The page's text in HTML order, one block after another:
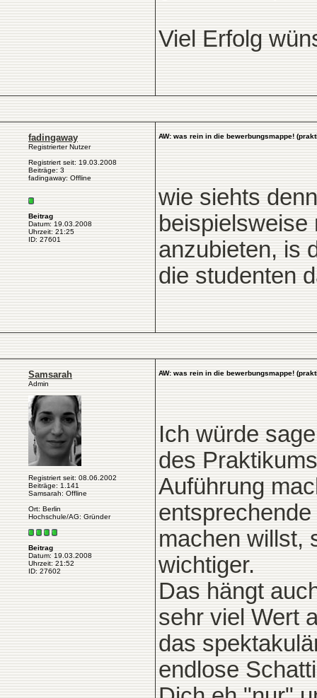
Viel Erfolg
fadingaway
Registrierter Nutzer
Registriert seit: 19.03.2008
Beiträge: 3
fadingaway: Offline
Beitrag
Datum: 19.03.2008
Uhrzeit: 21:25
ID: 27601
AW: was rein in die bewerbungsmappe!
wie siehts
anzubieten, is
die studenten
Samsarah
Admin
Registriert seit: 08.06.2002
Beiträge: 1.141
Samsarah: Offline
Ort: Berlin
Hochschule/AG: Gründer
Beitrag
Datum: 19.03.2008
Uhrzeit: 21:52
ID: 27602
AW: was rein in die bewerbungsmappe!
Ich würde
des
Auführung
machen willst,
wichtiger.
Das hängt
sehr viel Wert
das
endlose